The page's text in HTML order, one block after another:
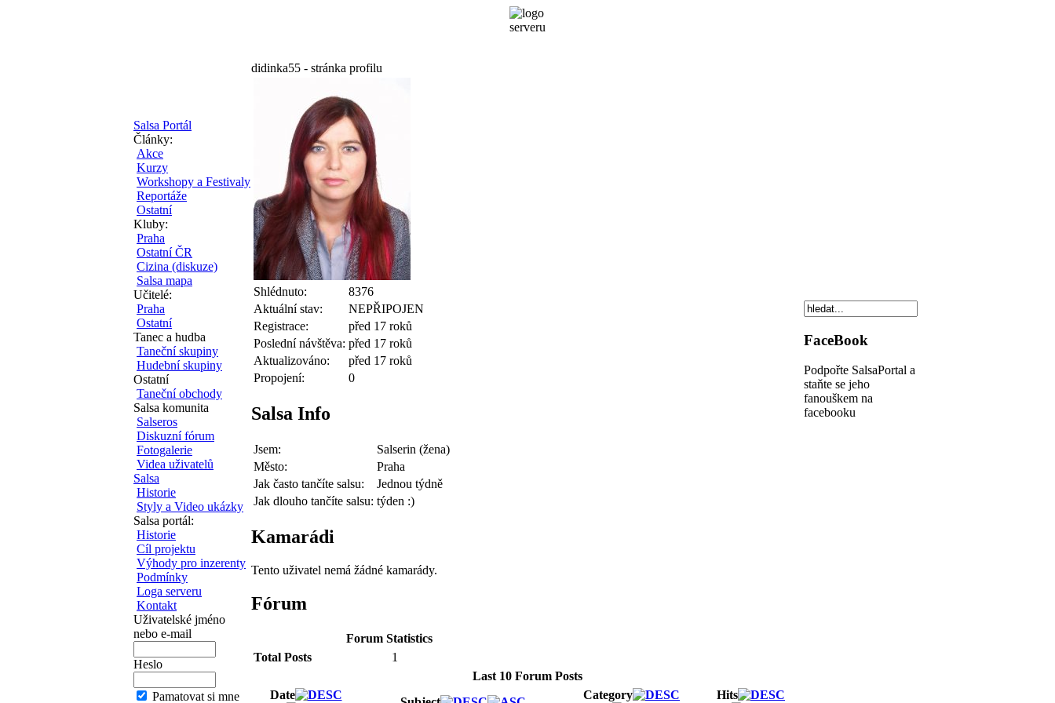
Salsa Portál
Články:
Akce
Kurzy
Workshopy a Festivaly
Reportáže
Ostatní
Kluby:
Praha
Ostatní ČR
Cizina (diskuze)
Salsa mapa
Učitelé:
Praha
Ostatní
Tanec a hudba
Taneční skupiny
Hudební skupiny
Ostatní
Taneční obchody
Salsa komunita
Salseros
Diskuzní fórum
Fotogalerie
Videa uživatelů
Salsa
Historie
Styly a Video ukázky
Salsa portál:
Historie
Cíl projektu
Výhody pro inzerenty
Podmínky
Loga serveru
Kontakt
Uživatelské jméno
nebo e-mail
Heslo
Pamatovat si mne
didinka55 - stránka profilu
Shlédnuto:
8376
Aktuální stav:
NEPŘIPOJEN
Registrace:
před 17 roků
Poslední návštěva: před 17 roků
Aktualizováno:
před 17 roků
Propojení:
0
Salsa Info
Jsem:
Salserin (žena)
Město:
Praha
Jak často tančíte salsu:
Jednou týdně
Jak dlouho tančíte salsu: týden :)
Kamarádi
Tento uživatel nemá žádné kamarády.
Fórum
Forum Statistics
Total Posts
1
Last 10 Forum Posts
Date
Category Hits
FaceBook
Podpořte SalsaPortal a
staňte se jeho
fanouškem na
facebooku